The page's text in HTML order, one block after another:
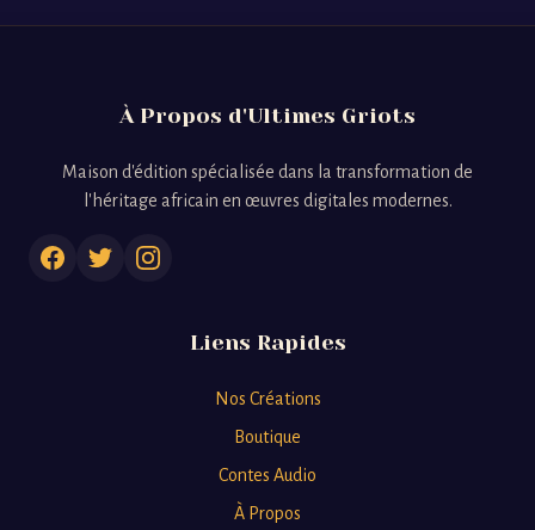
À Propos d'Ultimes Griots
Maison d'édition spécialisée dans la transformation de
l'héritage africain en œuvres digitales modernes.
Liens Rapides
Nos Créations
Boutique
Contes Audio
À Propos